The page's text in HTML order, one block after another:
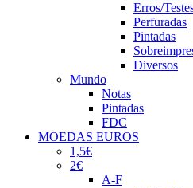
Erros/
Perfuradas
Pintadas
Diversos
Mundo
Notas
Pintadas
FDC
MOEDAS EUROS
1,5€
2€
A-F